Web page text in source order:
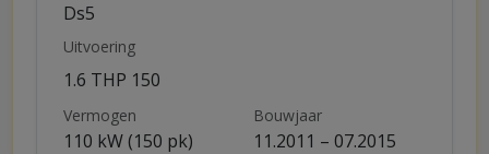
Ds5
Uitvoering
1.6 THP 150
Vermogen
110 kW (150 pk)
Bouwjaar
11.2011 – 07.2015